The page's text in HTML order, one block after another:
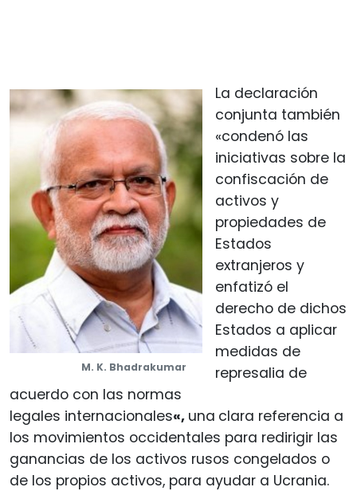
M. K. Bhadrakumar
La declaración
conjunta también
«condenó las
iniciativas sobre la
confiscación de
activos y
propiedades de
Estados
extranjeros y
enfatizó el
derecho de dichos
Estados a aplicar
medidas de
represalia de
acuerdo con las normas
legales internacionales«, una clara referencia a
los movimientos occidentales para redirigir las
ganancias de los activos rusos congelados o
de los propios activos, para ayudar a Ucrania.